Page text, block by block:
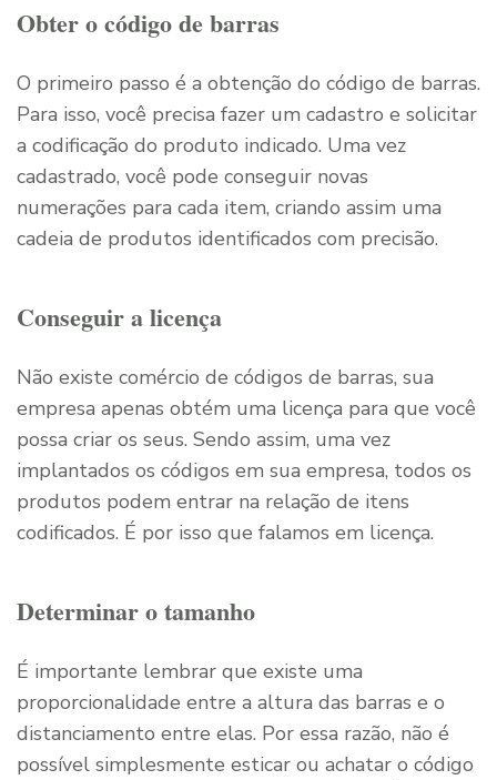
Obter o código de barras
O primeiro passo é a obtenção do código de barras.
Para isso, você precisa fazer um cadastro e solicitar
a codificação do produto indicado. Uma vez
cadastrado, você pode conseguir novas
numerações para cada item, criando assim uma
cadeia de produtos identificados com precisão.
Conseguir a licença
Não existe comércio de códigos de barras, sua
empresa apenas obtém uma licença para que você
possa criar os seus. Sendo assim, uma vez
implantados os códigos em sua empresa, todos os
produtos podem entrar na relação de itens
codificados. É por isso que falamos em licença.
Determinar o tamanho
É importante lembrar que existe uma
proporcionalidade entre a altura das barras e o
distanciamento entre elas. Por essa razão, não é
possível simplesmente esticar ou achatar o código